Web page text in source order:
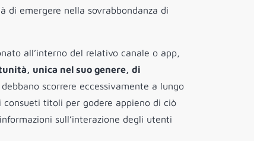
di emergere nella sovrabbondanza di
all’interno del relativo canale o app,
unica nel suo genere, di
debbano scorrere eccessivamente a lungo
titoli per godere appieno di ciò
sull’interazione degli utenti